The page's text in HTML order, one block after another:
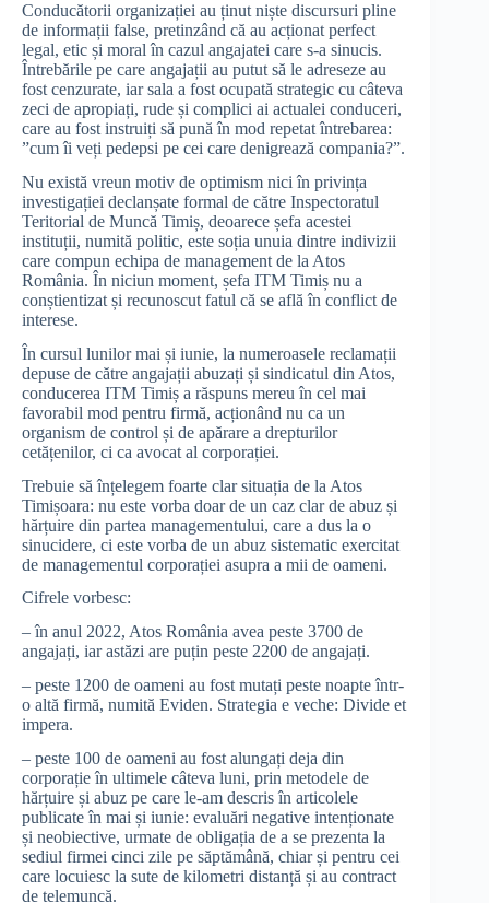
Conducătorii organizației au ținut niște discursuri pline
de informații false, pretinzând că au acționat perfect
legal, etic și moral în cazul angajatei care s-a sinucis.
Întrebările pe care angajații au putut să le adreseze au
fost cenzurate, iar sala a fost ocupată strategic cu câteva
zeci de apropiați, rude și complici ai actualei conduceri,
care au fost instruiți să pună în mod repetat întrebarea:
”cum îi veți pedepsi pe cei care denigrează compania?”.
Nu există vreun motiv de optimism nici în privința
investigației declanșate formal de către Inspectoratul
Teritorial de Muncă Timiș, deoarece șefa acestei
instituții, numită politic, este soția unuia dintre indivizii
care compun echipa de management de la Atos
România. În niciun moment, șefa ITM Timiș nu a
conștientizat și recunoscut fatul că se află în conflict de
interese.
În cursul lunilor mai și iunie, la numeroasele reclamații
depuse de către angajații abuzați și sindicatul din Atos,
conducerea ITM Timiș a răspuns mereu în cel mai
favorabil mod pentru firmă, acționând nu ca un
organism de control și de apărare a drepturilor
cetățenilor, ci ca avocat al corporației.
Trebuie să înțelegem foarte clar situația de la Atos
Timișoara: nu este vorba doar de un caz clar de abuz și
hărțuire din partea managementului, care a dus la o
sinucidere, ci este vorba de un abuz sistematic exercitat
de managementul corporației asupra a mii de oameni.
Cifrele vorbesc:
– în anul 2022, Atos România avea peste 3700 de
angajați, iar astăzi are puțin peste 2200 de angajați.
– peste 1200 de oameni au fost mutați peste noapte într-
o altă firmă, numită Eviden. Strategia e veche: Divide et
impera.
– peste 100 de oameni au fost alungați deja din
corporație în ultimele câteva luni, prin metodele de
hărțuire și abuz pe care le-am descris în articolele
publicate în mai și iunie: evaluări negative intenționate
și neobiective, urmate de obligația de a se prezenta la
sediul firmei cinci zile pe săptămână, chiar și pentru cei
care locuiesc la sute de kilometri distanță și au contract
de telemuncă.